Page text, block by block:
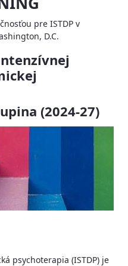
pre ISTDP v
D.C.
(2024-27)
psychoterapia (ISTDP) je